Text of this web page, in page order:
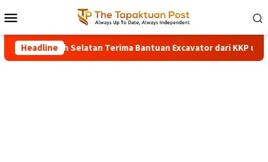
ke
kontenMobile
Headline
Terima Bantuan Excavator dari KKP untuk Percepat